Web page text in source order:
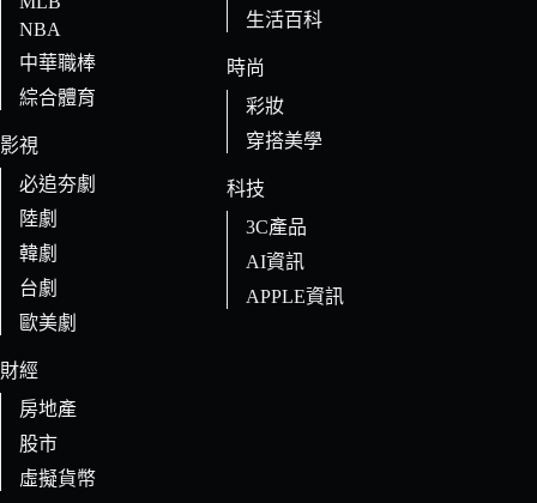
NBA
中華職棒
綜合體育
影視
必追夯劇
陸劇
韓劇
台劇
歐美劇
財經
房地產
股市
虛擬貨幣
生活百科
時尚
彩妝
穿搭美學
科技
3C產品
AI資訊
APPLE資訊